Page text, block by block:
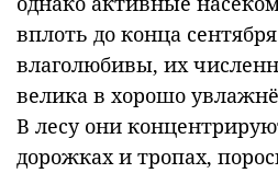
вплоть до конца
влаголюбивы, их
велика в хорошо
В лесу они
дорожках и тропах,